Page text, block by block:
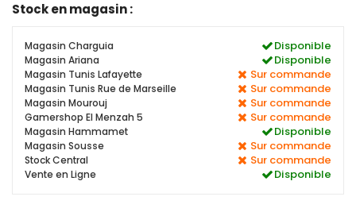
Stock en magasin :
Magasin Charguia Disponible
Magasin Ariana Disponible
Magasin Tunis Lafayette Sur commande
Magasin Tunis Rue de Marseille Sur commande
Magasin Mourouj Sur commande
Gamershop El Menzah 5 Sur commande
Magasin Hammamet Disponible
Magasin Sousse Sur commande
Stock Central Sur commande
Vente en Ligne Disponible